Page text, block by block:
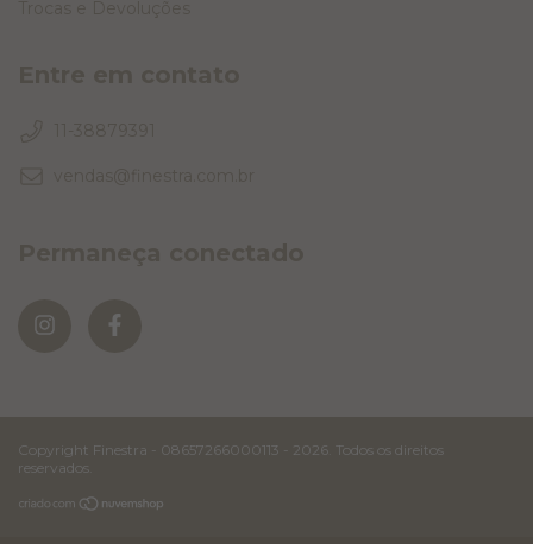
Copyright Finestra - 08657266000113 - 2026. Todos os direitos
reservados.